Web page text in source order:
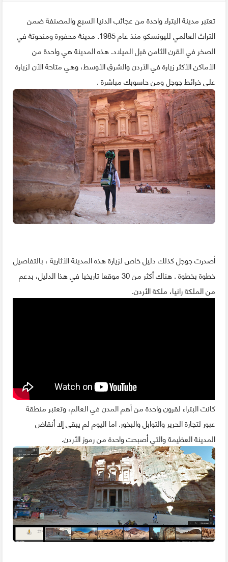
تعتبر مدينة البتراء واحدة من عجائب الدنيا السبع والمصنفة ضمن
التراث العالمي لليونسكو منذ عام 1985. مدينة محفورة ومنحوتة في
الصخر في القرن الثامن قبل الميلاد. هذه المدينة هي واحدة من
الأماكن الأكثر زيارة في الأردن والشرق الأوسط، وهي متاحة الآن لزيارة
على خرائط جوجل ومن حاسوبك مباشرة .
أصدرت جوجل كذلك دليل خاص لزيارة هذه المدينة الأثارية ، بالتفاصيل
خطوة بخطوة . هناك أكثر من 30 موقعا تاريخيا في هذا الدليل، بدعم
من الملكة رانيا، ملكة الأردن.
كانت البتراء لقرون واحدة من أهم المدن في العالم، وتعتبر منطقة
عبور لتجارة الحرير والتوابل والبخور. اما اليوم لم يبقى إلا أنقاض
المدينة العظيمة والتي أصبحت واحدة من رموز الأردن.